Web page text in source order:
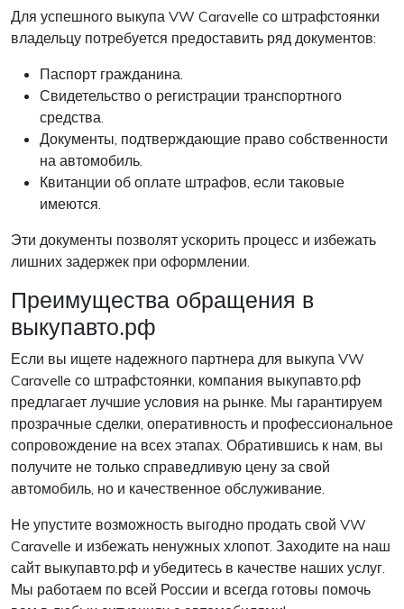
Для успешного выкупа VW Caravelle со штрафстоянки
владельцу потребуется предоставить ряд документов:
Паспорт гражданина.
Свидетельство о регистрации транспортного
средства.
Документы, подтверждающие право собственности
на автомобиль.
Квитанции об оплате штрафов, если таковые
имеются.
Эти документы позволят ускорить процесс и избежать
лишних задержек при оформлении.
Преимущества обращения в
выкупавто.рф
Если вы ищете надежного партнера для выкупа VW
Caravelle со штрафстоянки, компания выкупавто.рф
предлагает лучшие условия на рынке. Мы гарантируем
прозрачные сделки, оперативность и профессиональное
сопровождение на всех этапах. Обратившись к нам, вы
получите не только справедливую цену за свой
автомобиль, но и качественное обслуживание.
Не упустите возможность выгодно продать свой VW
Caravelle и избежать ненужных хлопот. Заходите на наш
сайт выкупавто.рф и убедитесь в качестве наших услуг.
Мы работаем по всей России и всегда готовы помочь